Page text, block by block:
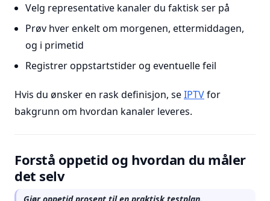
Velg representative kanaler du faktisk ser på
Prøv hver enkelt om morgenen, ettermiddagen,
og i primetid
Registrer oppstartstider og eventuelle feil
Hvis du ønsker en rask definisjon, seIPTVfor
bakgrunn om hvordan kanaler leveres.
Forstå oppetid og hvordan du måler
det selv